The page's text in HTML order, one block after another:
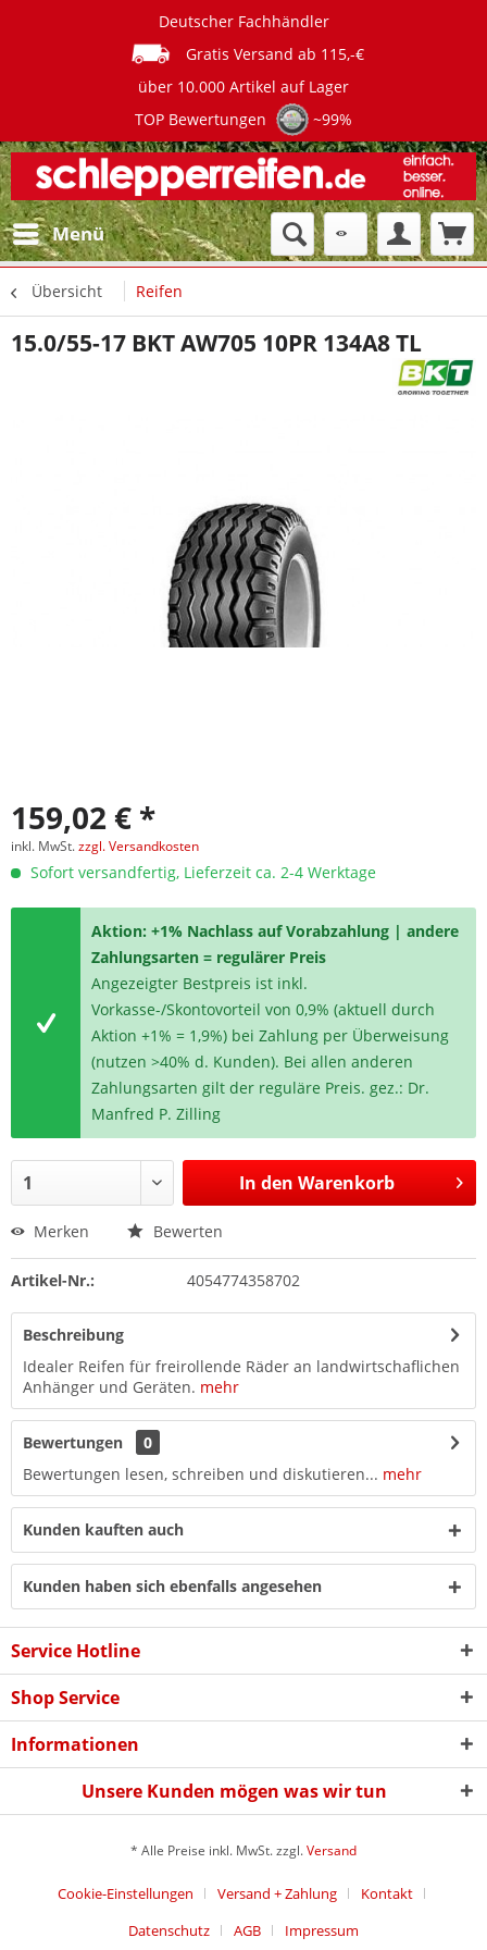
Deutscher Fachhändler
Gratis Versand ab 115,-€
über 10.000 Artikel auf Lager
TOP Bewertungen
~99%
Menü
Übersicht Reifen
15.0/55-17 BKT AW705 10PR 134A8 TL
159,02 € *
inkl. MwSt.zzgl. Versandkosten
Sofort versandfertig, Lieferzeit ca. 2-4 Werktage
Aktion: +1% Nachlass auf Vorabzahlung | andere
Zahlungsarten = regulärer Preis
Angezeigter Bestpreis ist inkl.
Vorkasse-/Skontovorteil von 0,9% (aktuell durch
Aktion +1% = 1,9%) bei Zahlung per Überweisung
(nutzen >40% d. Kunden). Bei allen anderen
Zahlungsarten gilt der reguläre Preis. gez.: Dr.
Manfred P. Zilling
In den Warenkorb
Merken Bewerten
Artikel-Nr.: 4054774358702
Beschreibung
Idealer Reifen für freirollende Räder an landwirtschaflichen
Anhänger und Geräten. mehr
Bewertungen
0
Bewertungen lesen, schreiben und diskutieren... mehr
Kunden kauften auch
Kunden haben sich ebenfalls angesehen
Service Hotline
Shop Service
Informationen
Unsere Kunden mögen was wir tun
* Alle Preise inkl. MwSt. zzgl.Versand
Cookie-Einstellungen Versand + Zahlung
Kontakt
Datenschutz
AGB
Impressum